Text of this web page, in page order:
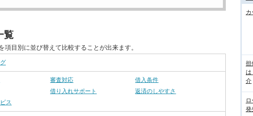
覧
項目別に並び替えて比較することが出来ます。
審査対応
借入条件
借り入れサポート
返済のしやすさ
ス
担
は
介
発